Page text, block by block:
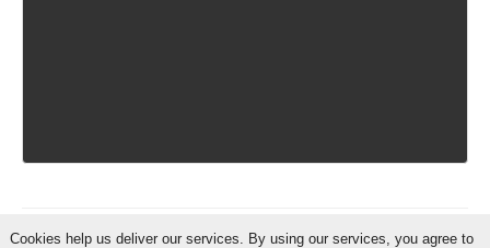
IschiaReporter.it - Curato daPietro Coppa
Cookies help us deliver our services. By using our services, you agree to